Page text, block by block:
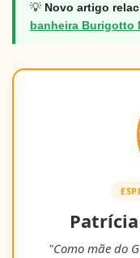
💡 Novo artigo
banheira Burigotto
"Como mãe do